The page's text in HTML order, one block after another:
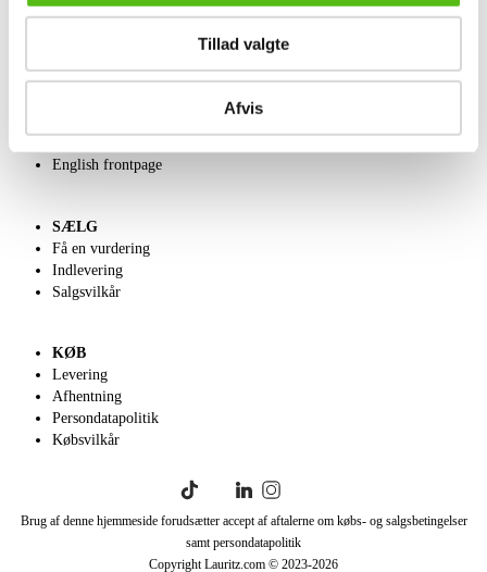
Tillad valgte
Afvis
Handvärk. Sidebord - Marmor
Om Lauritz.com
English frontpage
SÆLG
Få en vurdering
Indlevering
Salgsvilkår
KØB
Levering
Afhentning
Persondatapolitik
Købsvilkår
Brug af denne hjemmeside forudsætter accept af aftalerne om købs- og salgsbetingelser
samt persondatapolitik
Copyright Lauritz.com © 2023-2026